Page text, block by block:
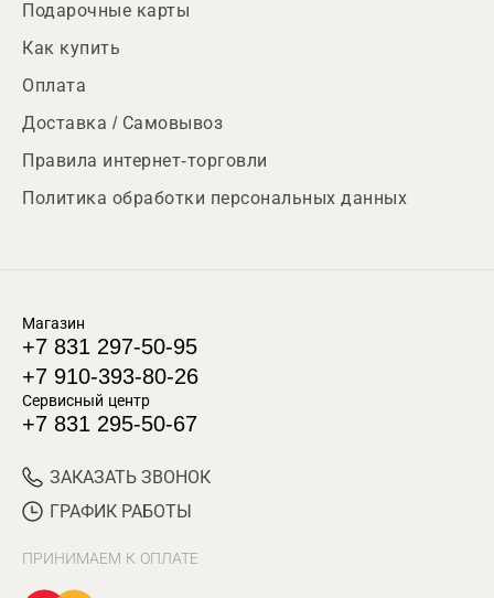
Подарочные карты
Как купить
Оплата
Доставка / Самовывоз
Правила интернет-торговли
Политика обработки персональных данных
Магазин
+7 831 297-50-95
+7 910-393-80-26
Сервисный центр
+7 831 295-50-67
ЗАКАЗАТЬ ЗВОНОК
ГРАФИК РАБОТЫ
ПРИНИМАЕМ К ОПЛАТЕ